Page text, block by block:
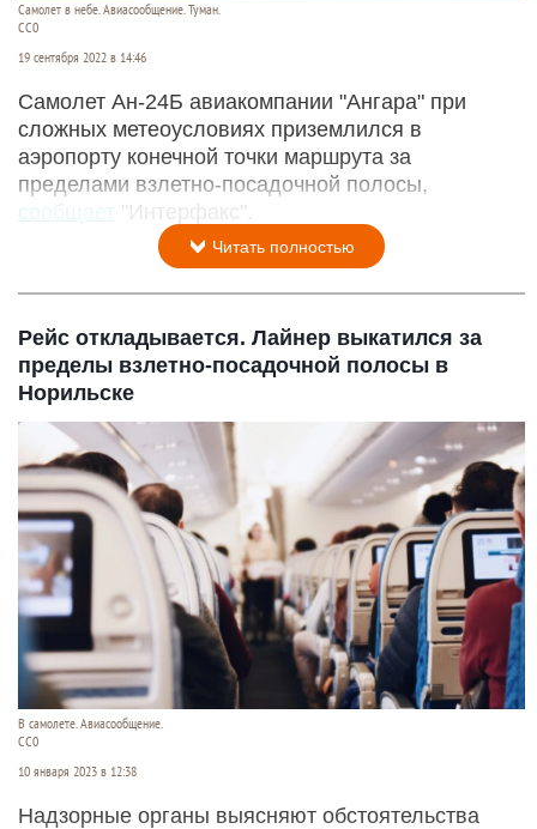
Самолет в небе. Авиасообщение. Туман.
CC0
19 сентября 2022 в 14:46
Самолет Ан-24Б авиакомпании "Ангара" при
сложных метеоусловиях приземлился в
аэропорту конечной точки маршрута за
пределами взлетно-посадочной полосы,
сообщает
"Интерфакс".
Читать полностью
Рейс откладывается. Лайнер выкатился за
пределы взлетно-посадочной полосы в
Норильске
В самолете. Авиасообщение.
CC0
10 января 2023 в 12:38
Надзорные органы выясняют обстоятельства